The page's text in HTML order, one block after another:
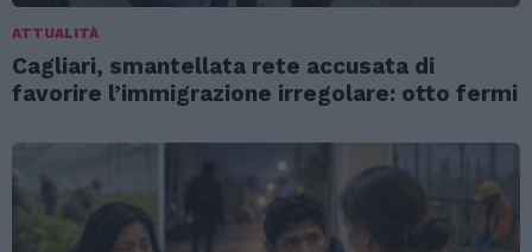
ATTUALITÀ
Cagliari, smantellata rete accusata di
favorire l’immigrazione irregolare: otto fermi